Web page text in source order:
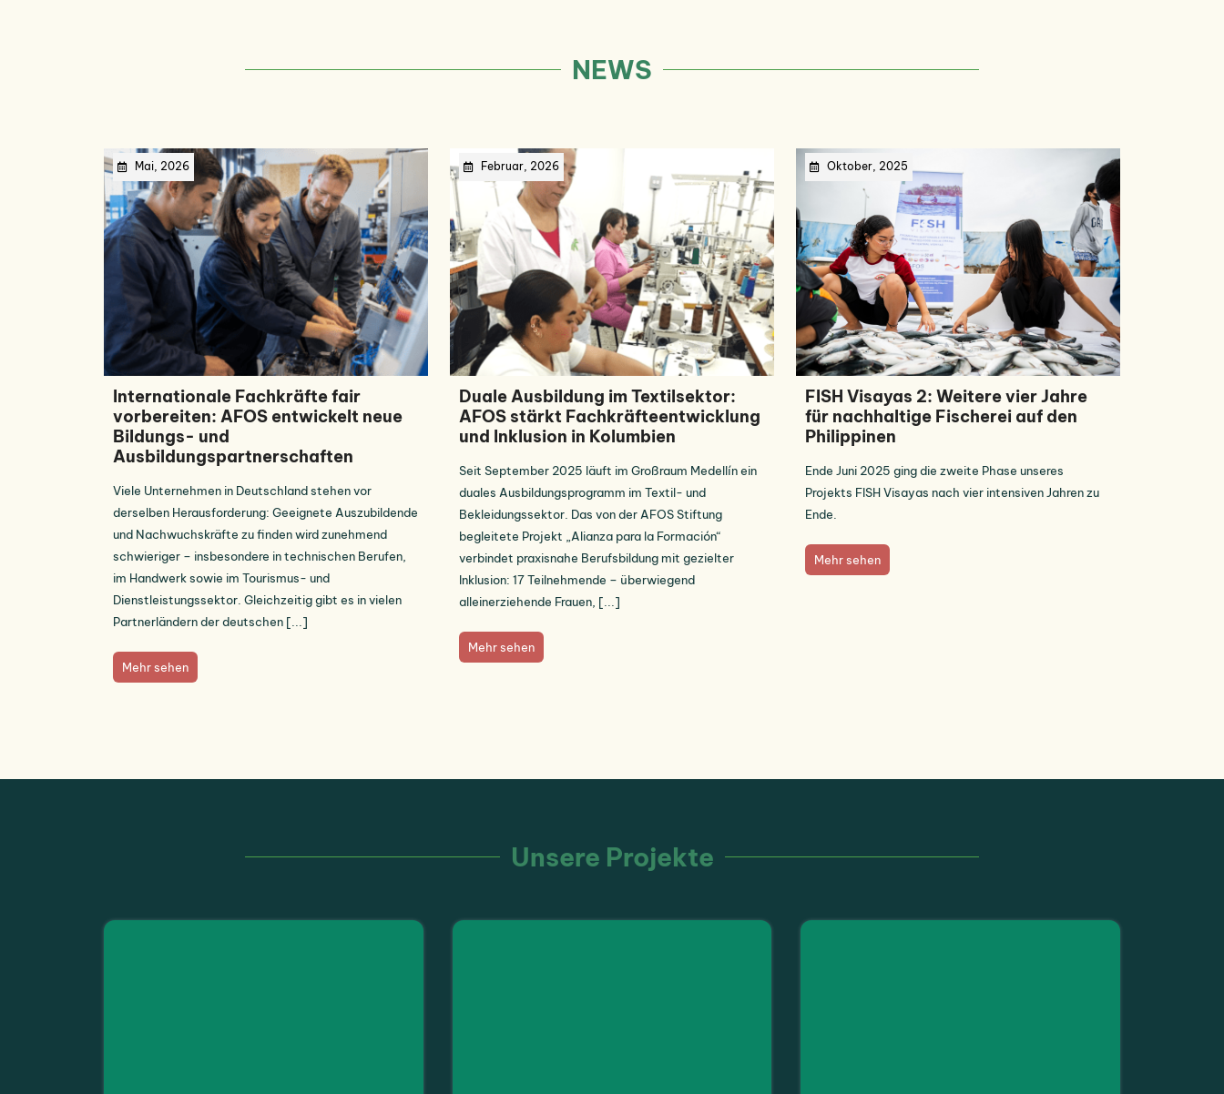
NEWS
Mai, 2026
Internationale Fachkräfte fair
vorbereiten: AFOS entwickelt neue
Bildungs- und
Ausbildungspartnerschaften
Viele Unternehmen in Deutschland stehen vor
derselben Herausforderung: Geeignete Auszubildende
und Nachwuchskräfte zu finden wird zunehmend
schwieriger – insbesondere in technischen Berufen,
im Handwerk sowie im Tourismus- und
Dienstleistungssektor. Gleichzeitig gibt es in vielen
Partnerländern der deutschen [...]
Mehr sehen
Februar, 2026
Duale Ausbildung im Textilsektor:
AFOS stärkt Fachkräfteentwicklung
und Inklusion in Kolumbien
Seit September 2025 läuft im Großraum Medellín ein
duales Ausbildungsprogramm im Textil- und
Bekleidungssektor. Das von der AFOS Stiftung
begleitete Projekt „Alianza para la Formación“
verbindet praxisnahe Berufsbildung mit gezielter
Inklusion: 17 Teilnehmende – überwiegend
alleinerziehende Frauen, [...]
Mehr sehen
Oktober, 2025
FISH Visayas 2: Weitere vier Jahre
für nachhaltige Fischerei auf den
Philippinen
Ende Juni 2025 ging die zweite Phase unseres
Projekts FISH Visayas nach vier intensiven Jahren zu
Ende.
Mehr sehen
Unsere Projekte